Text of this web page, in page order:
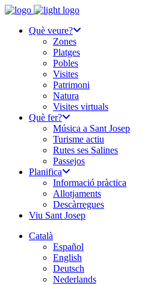
Què veure?
Zones
Platges
Pobles
Visites
Patrimoni
Natura
Visites virtuals
Què fer?
Música a Sant Josep
Turisme actiu
Rutes ses Salines
Passejos
Planifica
Informació pràctica
Allotjaments
Descàrregues
Viu Sant Josep
Català
Español
English
Deutsch
Nederlands